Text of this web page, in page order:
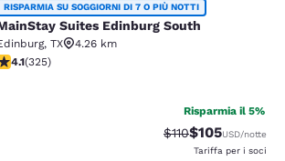
Edinburg South
RISPARMIA SU SOGGIORNI DI 7 O PIÙ NOTTI
Suites Edinburg South
, TX
4.26 km
di 4.1 stelle. Molto buono. 325 recensioni
4.1(325)
Risparmia il 5%
Tariffa di
$110Tariffa
$105USD/notte
Tariffa per i soci